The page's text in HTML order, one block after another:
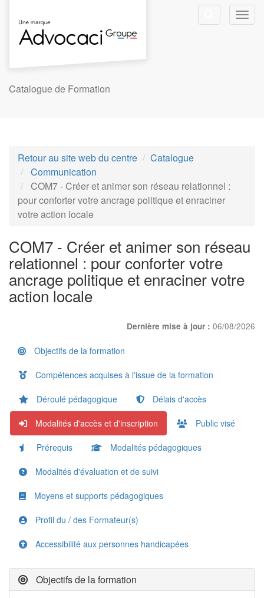
Rechercher
Catalogue de Formation
Retour au site web du centre
Catalogue
Communication
COM7 - Créer et animer son réseau relationnel :
pour conforter votre ancrage politique et enraciner
votre action locale
COM7 - Créer et animer son réseau
relationnel : pour conforter votre
ancrage politique et enraciner votre
action locale
Dernière mise à jour : 06/08/2026
Objectifs de la formation
Compétences acquises à l'issue de la formation
Déroulé pédagogique Délais d'accès
Modalités d'accès et d'inscription Public visé
Prérequis Modalités pédagogiques
Modalités d'évaluation et de suivi
Moyens et supports pédagogiques
Profil du / des Formateur(s)
Accessibilité aux personnes handicapées
Objectifs de la formation